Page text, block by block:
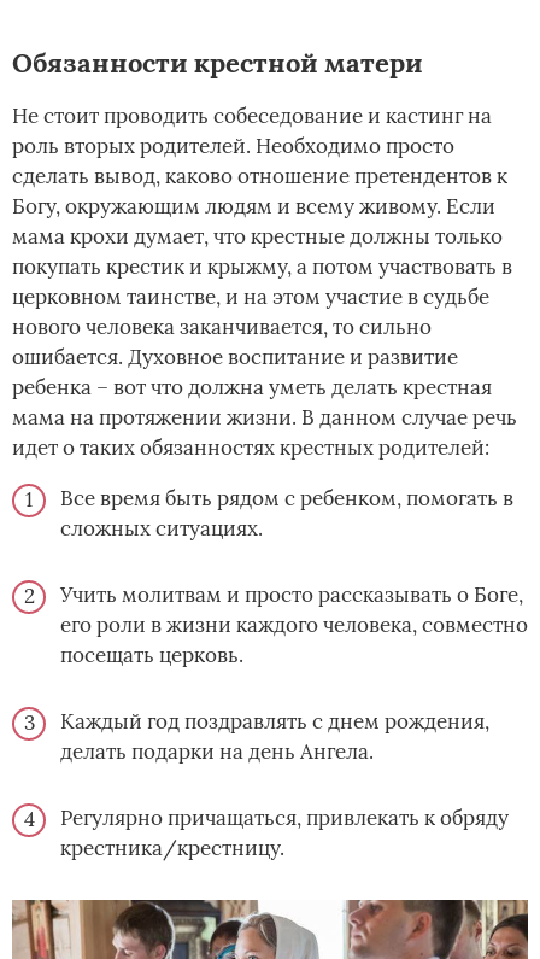
Обязанности крестной матери
Не стоит проводить собеседование и кастинг на
роль вторых родителей. Необходимо просто
сделать вывод, каково отношение претендентов к
Богу, окружающим людям и всему живому. Если
мама крохи думает, что крестные должны только
покупать крестик и крыжму, а потом участвовать в
церковном таинстве, и на этом участие в судьбе
нового человека заканчивается, то сильно
ошибается. Духовное воспитание и развитие
ребенка – вот что должна уметь делать крестная
мама на протяжении жизни. В данном случае речь
идет о таких обязанностях крестных родителей:
Все время быть рядом с ребенком, помогать в
сложных ситуациях.
Учить молитвам и просто рассказывать о Боге,
его роли в жизни каждого человека, совместно
посещать церковь.
Каждый год поздравлять с днем рождения,
делать подарки на день Ангела.
Регулярно причащаться, привлекать к обряду
крестника/крестницу.